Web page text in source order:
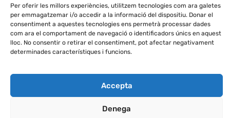
Per oferir les millors experiències, utilitzem tecnologies com ara galetes
per emmagatzemar i/o accedir a la informació del dispositiu. Donar el
consentiment a aquestes tecnologies ens permetrà processar dades
com ara el comportament de navegació o identificadors únics en aquest
lloc. No consentir o retirar el consentiment, pot afectar negativament
determinades característiques i funcions.
Accepta
Denega
Imatges
Com arribar
Reservar
Política de cookies